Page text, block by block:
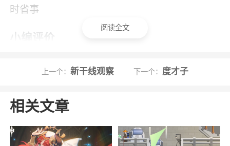
时省事
体验，集合了众多品牌商品，涵盖了服装、美
购物，还保证了交易安全和物流服务，强化了每
个人的购物体验感受，使大家享受到更加高品质
的服务
阅读全文
上一个： 新干线观察 下一个： 度才子
相关文章